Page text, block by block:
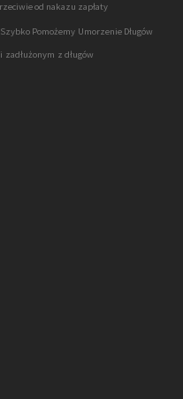
od nakazu zapłaty
Szybko Pomożemy Umorzenie Długów
zadłużonym z długów